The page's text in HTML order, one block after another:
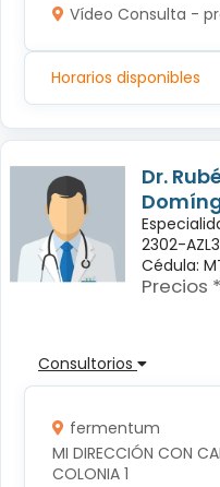
Vídeo Consulta -
Horarios disponibles
Dr.
2302-
Cédula:
Precios
Consultorios
fermentum
MI DIRECCIÓN CON
COLONIA 1